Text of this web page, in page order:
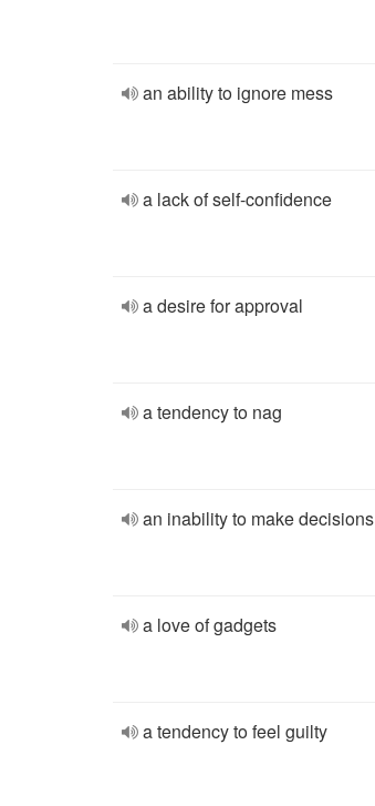
an ability to ignore mess
a lack of self-confidence
a desire for approval
a tendency to nag
an inability to make decisions
a love of gadgets
a tendency to feel guilty